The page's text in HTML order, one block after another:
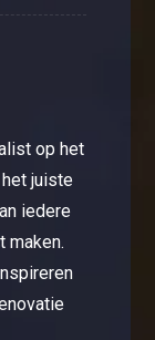
op het
juiste
iedere
maken.